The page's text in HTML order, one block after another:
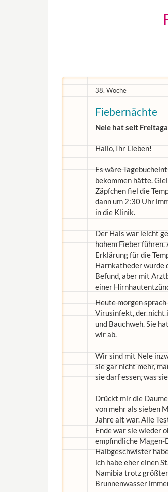
38. Woche
Fiebernächte
Nele hat seit
Hallo, Ihr Lieben!
Es wäre
bekommen hätte.
Zäpfchen fiel die
dann um 2:30 Uhr
in die Klinik.
Der Hals war leicht
hohem Fieber
Erklärung für die
Harnkatheder wurde
Befund, aber mit
einer
Heute morgen
Virusinfekt, der nicht
und Bauchweh. Sie
wir ab.
Wir sind mit Nele
sie gar nicht mehr,
sie darf essen, was
Drückt mir die
von mehr als sieben
Jahre alt war. Alle
Ende war sie wieder
empfindliche Magen-
Halbgeschwister
ich habe eher einen
Namibia trotz
Brunnenwasser